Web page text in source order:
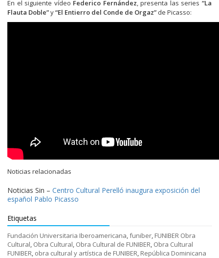
En el siguiente vídeo Federico Fernández , presenta las series“La
Flauta Doble”y“El Entierro del Conde de Orgaz” de Picasso:
Noticias relacionadas
Noticias Sin – Centro Cultural Perelló inaugura exposición del
español Pablo Picasso
Etiquetas
Fundación Universitaria Iberoamericana funiber FUNIBER Obra
Cultural Obra Cultural Obra Cultural de FUNIBER Obra Cultural
FUNIBER obra cultural y artística de FUNIBER República Dominicana